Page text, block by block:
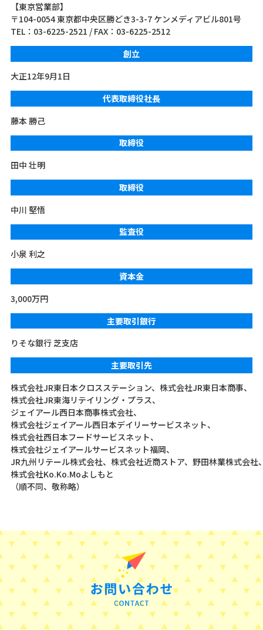
【東京営業部】
〒104-0054 東京都中央区勝どき3-3-7 ケンメディアビル801号
TEL：03-6225-2521 / FAX：03-6225-2512
創立
大正12年9月1日
代表取締役社長
藤本 勝己
取締役
田中 壮明
取締役
中川 堅悟
監査役
小泉 利之
資本金
3,000万円
主要取引銀行
りそな銀行 芝支店
主要取引先
株式会社JR東日本クロスステーション、 株式会社JR東日本商事、
株式会社JR東海リテイリング・プラス、
ジェイアール西日本商事株式会社、
株式会社ジェイアール西日本デイリーサービスネット、
株式会社西日本フードサービスネット、
株式会社ジェイアールサービスネット福岡、
JR九州リテール株式会社、 株式会社近商ストア、 野田林業株式会社
株式会社Ko.Ko.Moよしもと
（順不同、敬称略）